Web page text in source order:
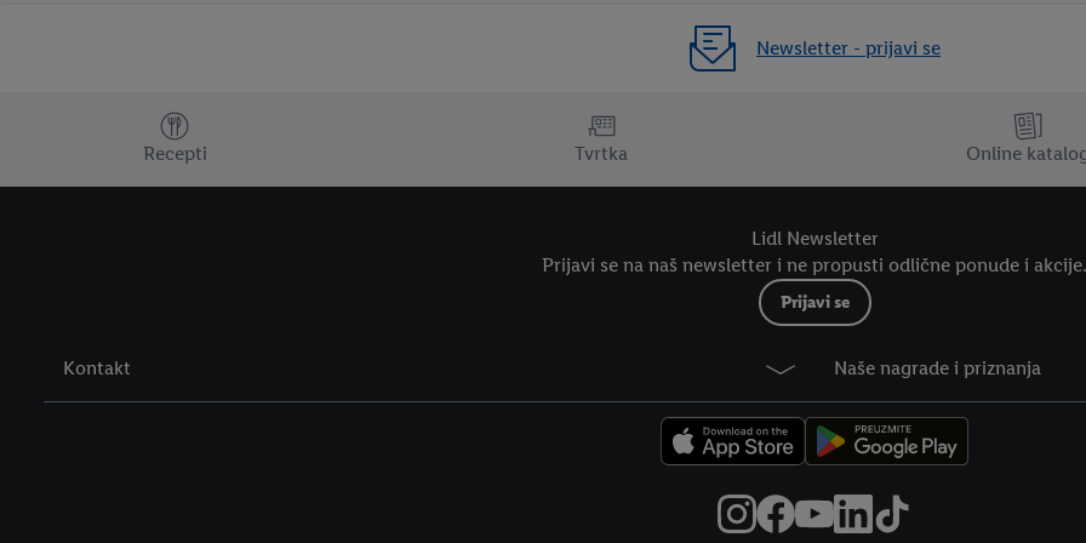
Newsletter - prijavi se
Recepti
Tvrtka Online
Lidl Newsletter
Prijavi se na naš newsletter i ne propusti odlične ponude i akcije.
Prijavi se
Kontakt Naše nagrade i priznanja